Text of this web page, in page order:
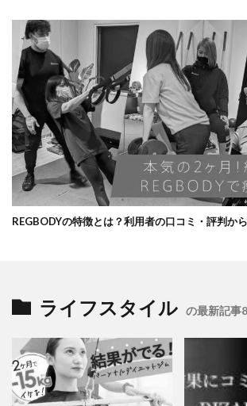
REGBODYの特徴とは？利用者の口コミ・評判か
ライフスタイル の最新記事